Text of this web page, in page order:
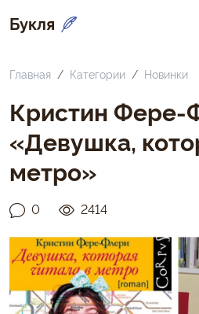
Букля
Главная Категории Новинки
Кристин Фере-
«Девушка,
метро»
0 2414